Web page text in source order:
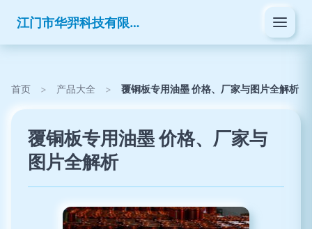
江门市华羿科技有限公司
首页 > 产品大全 > 覆铜板专用油墨 价格、厂家与图片全解析
覆铜板专用油墨 价格、厂家与
图片全解析